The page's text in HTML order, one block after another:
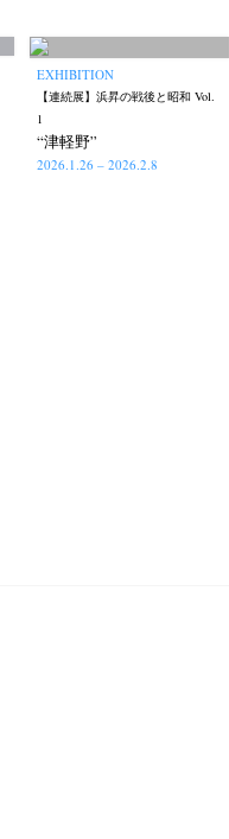
EXHIBITION
【連続展】浜昇の戦後と昭和 Vol.
1
“津軽野”
2026.1.26 – 2026.2.8